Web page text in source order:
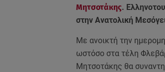
Μητσοτάκης.
στην Ανατολική
Με ανοικτή την
ωστόσο στα τέλη
Μητσοτάκης θα